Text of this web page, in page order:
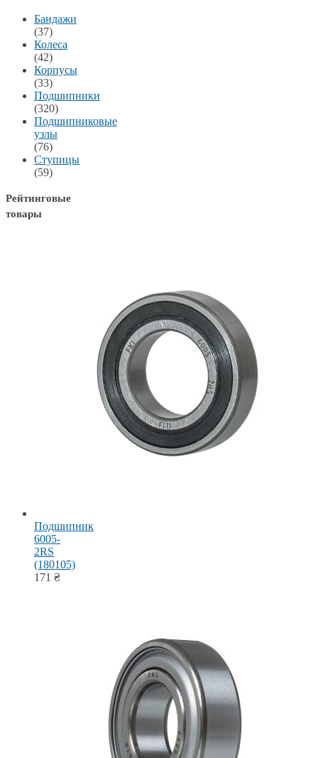
Бандажи
(37)
Колеса
(42)
Корпусы
(33)
Подшипники
(320)
Подшипниковые
узлы
(76)
Ступицы
(59)
Рейтинговые
товары
Подшипник
6005-
2RS
(180105)
171 ₴